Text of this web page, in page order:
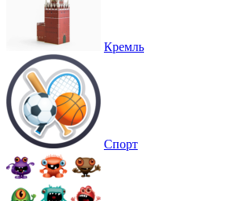
Кремль
Спорт